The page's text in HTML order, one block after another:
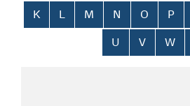
K L M N O P
U V W